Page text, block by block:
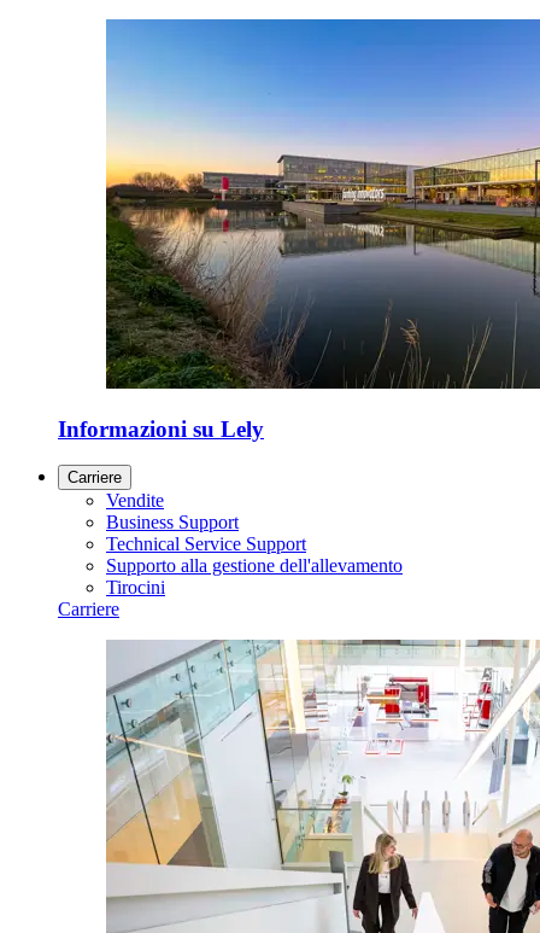
Informazioni su Lely
Carriere
Vendite
Business Support
Technical Service Support
Supporto alla gestione dell'allevamento
Tirocini
Carriere